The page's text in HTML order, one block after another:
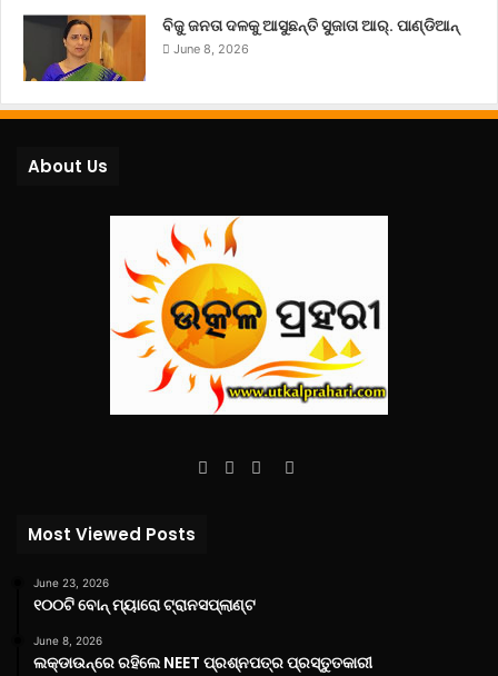
ବିଜୁ ଜନତା ଦଳକୁ ଆସୁଛନ୍ତି ସୁଜାତା ଆର୍‌. ପାଣ୍ଡିଆନ୍
June 8, 2026
About Us
Facebook
TwitterYouTube
Instagram
Most Viewed Posts
June 23, 2026
୧୦୦ଟି ବୋନ୍ ମ୍ୟାରୋ ଟ୍ରାନସପ୍ଲାଣ୍ଟ
June 8, 2026
ଲକ୍‌ଡାଉନ୍‌ରେ ରହିଲେ NEET ପ୍ରଶ୍ନପତ୍ର ପ୍ରସ୍ତୁତକାରୀ